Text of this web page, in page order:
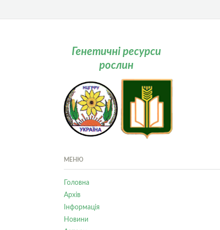
Генетичні ресурси
рослин
МЕНЮ
Головна
Архів
Інформація
Новини